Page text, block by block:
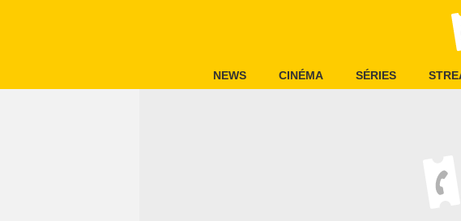
NEWS CINÉMA SÉRIES